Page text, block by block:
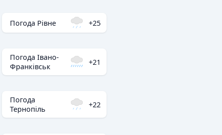
Погода Рівне +25
Погода Івано-
Франківськ
+21
Погода
Тернопіль
+22